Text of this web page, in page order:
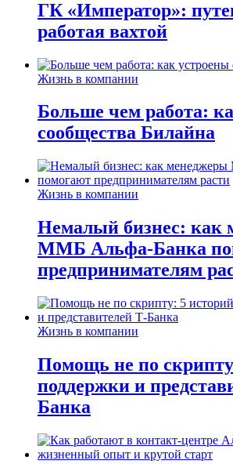
ГК «Император»:
работая вахтой
Жизнь в компании
Больше чем работа:
сообщества Билайна
Жизнь в компании
Немалый бизнес: как
ММБ Альфа-Банка
предпринимателям
Жизнь в компании
Помощь не по
поддержки и
Банка